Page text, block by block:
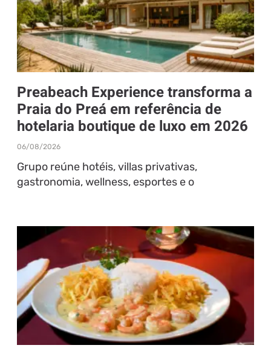
Preabeach Experience transforma a
Praia do Preá em referência de
hotelaria boutique de luxo em 2026
06/08/2026
Grupo reúne hotéis, villas privativas,
gastronomia, wellness, esportes e o